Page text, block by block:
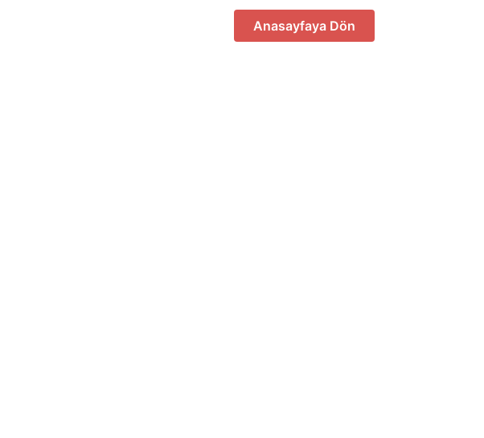
Anasayfaya Dön